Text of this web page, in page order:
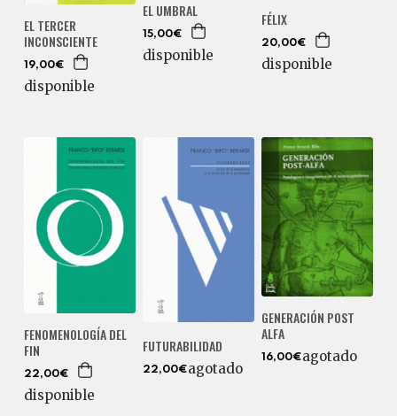
EL TERCER
INCONSCIENTE
19,00€
disponible
EL UMBRAL
15,00€
disponible
FÉLIX
20,00€
disponible
FENOMENOLOGÍA DEL
FIN
22,00€
disponible
FUTURABILIDAD
22,00€agotado
GENERACIÓN POST
ALFA
16,00€agotado